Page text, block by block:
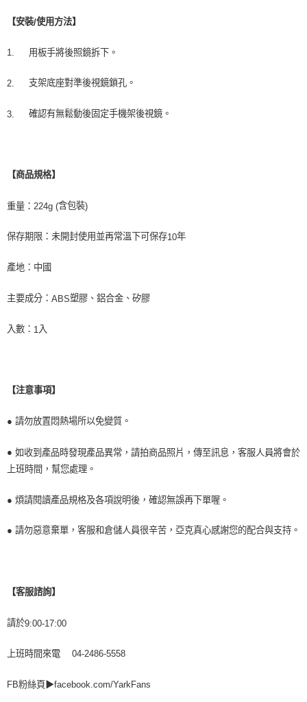
【安裝/使用方法】
1. 用板手將後照鏡拆下。
2. 支架底座對準後視鏡鎖孔。
3. 確認有無鬆動後固定手機架後視鏡。
【商品規格】
重量 ： 224g (含包裝)
保存期限：未開封使用並再常溫下可保存10年
產地：中國
主要成分： ABS塑膠、鋁合金、矽膠
入數： 1 入
【注意事項】
● 請勿放置悶熱場所以免變質。
● 如收到產品時發現產品異常，請拍商品照片，傳至訊息，客服人員將會於
上班時間，幫您處理。
● 煩請閱讀產品規格及各項說明後，確認無誤再下單喔。
● 請勿惡意棄單，客服和倉儲人員很辛苦，亞克真心感謝您的配合與支持。
【客服諮詢】
請於9:00-17:00
上班時間來電 04-2486-5558
FB粉絲頁 ▶facebook.com/YarkFans